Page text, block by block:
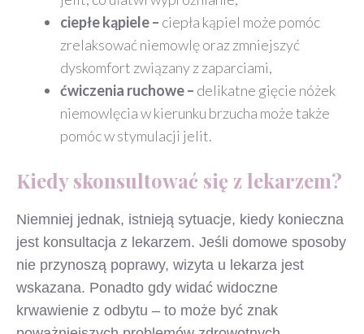
ciepłe kąpiele – ciepła kąpiel może pomóc
zrelaksować niemowlę oraz zmniejszyć
dyskomfort związany z zaparciami,
ćwiczenia ruchowe – delikatne gięcie nóżek
niemowlęcia w kierunku brzucha może także
pomóc w stymulacji jelit.
Kiedy skonsultować się z lekarzem?
Niemniej jednak, istnieją sytuacje, kiedy konieczna
jest konsultacja z lekarzem. Jeśli domowe sposoby
nie przynoszą poprawy, wizyta u lekarza jest
wskazana. Ponadto gdy widać widoczne
krwawienie z odbytu – to może być znak